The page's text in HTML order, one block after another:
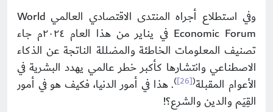
وفي استطلاع أجراه المنتدى الاقتصادي العالمي World
Economic Forum في يناير من هذا العام ٢٠٢٤م جاء
تصنيف المعلومات الخاطئة والمضللة الناتجة عن الذكاء
الاصطناعي وانتشارها كأكبر خطر عالمي يهدد البشرية في
الأعوام المقبلة(
[26]
). هذا في أمور الدنيا، فكيف هو في أمور
القِيَم والدين والشرع؟!